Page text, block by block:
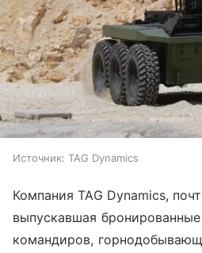
Источник: TAG Dynamics
Компания TAG Dynamics,
выпускавшая
командиров,